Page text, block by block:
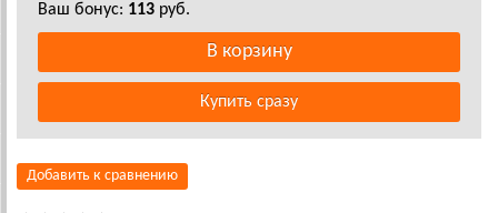
Ваш бонус: 113 руб.
Добавить к сравнению